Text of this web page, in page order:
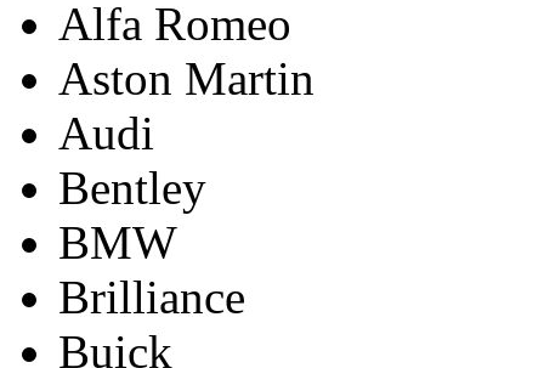
Alfa Romeo
Aston Martin
Audi
Bentley
BMW
Brilliance
Buick